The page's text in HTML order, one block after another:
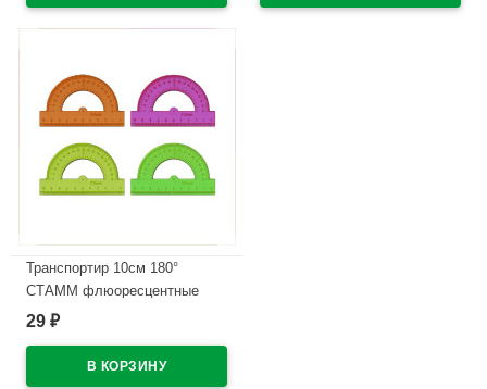
Транспортир 10см 180°
СТАММ флюоресцентные
отливная шкала арт.ТР21
29 ₽